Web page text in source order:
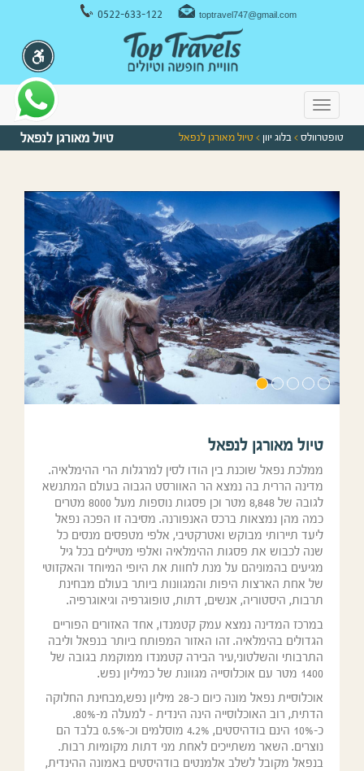
0522-633-122 toptravel747@gmail.com
Toggle
navigation
טופטרוולס > בלוג יוון > טיול מאורגן לנפאל טיול מאורגן לנפאל
טיול מאורגן לנפאל
ממלכת נפאל שוכנת בין הודו לסין למרגלות הרי ההימלאיה.
מדינה הררית בה נמצא הר האוורסט הגבוה בעולם המתנשא
לגובה של 8,848 מטר וכן פסגות נוספות מעל 8000 מטרים
כמה מהן נמצאות ברכס האנפורנה. מסיבה זו הפכה נפאל
ליעד תיירותי מבוקש ואטרקטיבי, אלפי מטפסים מנסים כל
שנה לכבוש את פסגות ההימלאיה ואלפי מטיילים בכל גיל
מגיעים בהמוניהם על מנת לחוות את היופי המיוחד והאקזוטי
של אחת הארצות היפות והמגוונות ביותר בעולם מבחינת
תרבות, היסטוריה, אנשים, דתות, טופוגרפיה וגיאוגרפיה.
במרכז המדינה נמצא עמק קטמנדו, אחד האזורים הפוריים
הגדולים בהימלאיה. זהו האזור המפותח ביותר בנפאל וליבה
התרבותי והשלטוני,עיר הבירה קטמנדו ממוקמת בגובה של
1400 מטר עם אוכלוסייה מגוונת של כמיליון נפש.
אוכלוסיית נפאל מונה כיום כ-28 מיליון נפש,מבחינת החלוקה
הדתית, רוב האוכלוסייה הינה הינדית – למעלה מ-80%.
כ-10% הינם בודהיסטים, 4.2% מוסלמים וכ-0.5% בלבד הם
נוצרים. השאר משתייכים לאחת מני דתות מקומיות רבות.
בנפאל מקובל לשלב אלמנטים בודהיסטים באמונה ההינדית,
ניווט במקלדת